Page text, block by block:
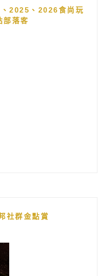
2025、2026食尚玩
部落客
社群金點賞